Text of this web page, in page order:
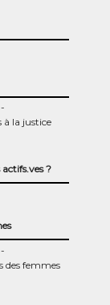
à la justice
?
des femmes